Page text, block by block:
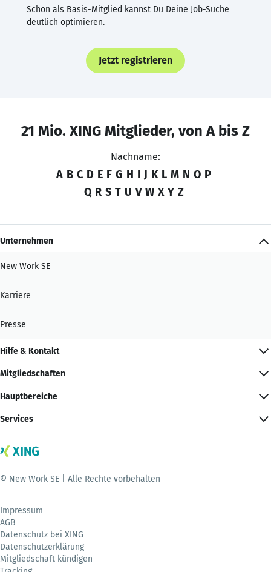
Schon als Basis-Mitglied kannst Du Deine Job-Suche
deutlich optimieren.
Jetzt registrieren
21 Mio. XING Mitglieder, von A bis Z
Nachname:
A B C D E F G H I J K L M N O P
Q R S T U V W X Y Z
Unternehmen
New Work SE
Karriere
Presse
Hilfe & Kontakt
Mitgliedschaften
Hauptbereiche
Services
© New Work SE | Alle Rechte vorbehalten
Impressum
AGB
Datenschutz bei XING
Datenschutzerklärung
Mitgliedschaft kündigen